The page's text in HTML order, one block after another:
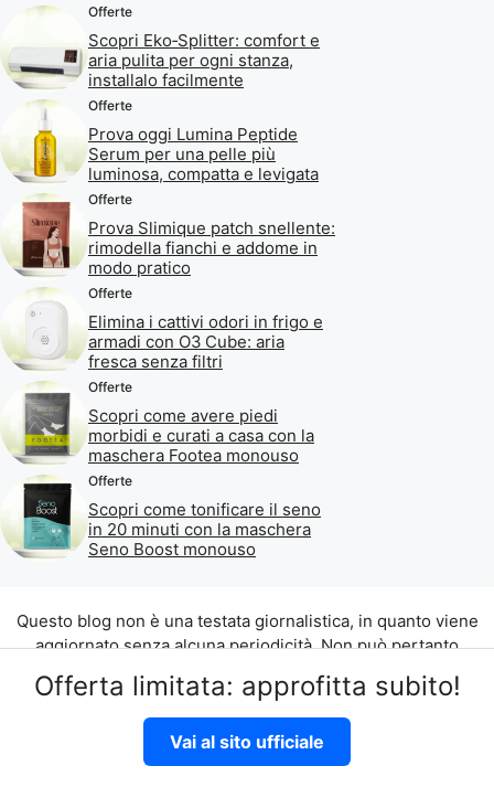
Offerta limitata: approfitta subito!
Vai al sito ufficiale
Offerte
Scopri Eko‑Splitter: comfort e
aria pulita per ogni stanza,
installalo facilmente
Offerte
Prova oggi Lumina Peptide
Serum per una pelle più
luminosa, compatta e levigata
Offerte
Prova Slimique patch snellente:
rimodella fianchi e addome in
modo pratico
Offerte
Elimina i cattivi odori in frigo e
armadi con O3 Cube: aria
fresca senza filtri
Offerte
Scopri come avere piedi
morbidi e curati a casa con la
maschera Footea monouso
Offerte
Scopri come tonificare il seno
in 20 minuti con la maschera
Seno Boost monouso
Questo blog non è una testata giornalistica, in quanto viene
aggiornato senza alcuna periodicità. Non può pertanto
considerarsi un prodotto editoriale ai sensi della legge n. 62
del 07.03.2001.
©2026 di Aliados Srl C.da Piana Romana snc, 90010 Lascari
(PA) P.IVA 07262700821
Disclaimer|Privacy Policy